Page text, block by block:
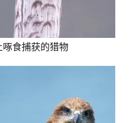
食捕获的猎物